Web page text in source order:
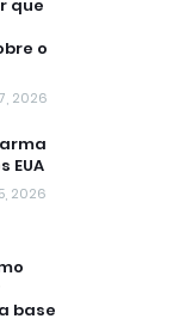
que
o
2026
EUA
2026
base